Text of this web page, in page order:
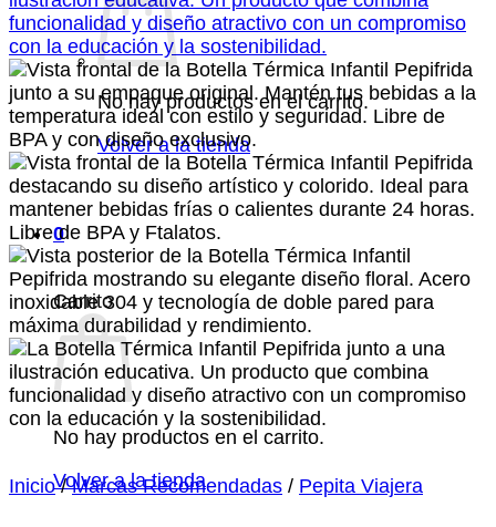
No hay productos en el carrito.
Volver a la tienda
0
Carrito
No hay productos en el carrito.
Volver a la tienda
Inicio / Marcas Recomendadas / Pepita Viajera